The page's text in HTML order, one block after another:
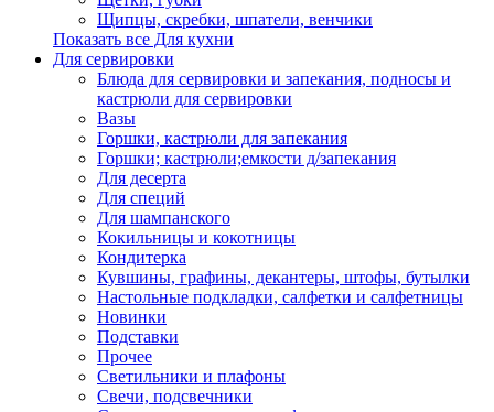
Щипцы, скребки, шпатели, венчики
Показать все Для кухни
Для сервировки
Блюда для сервировки и запекания, подносы и
кастрюли для сервировки
Вазы
Горшки, кастрюли для запекания
Горшки; кастрюли;емкости д/запекания
Для десерта
Для специй
Для шампанского
Кокильницы и кокотницы
Кондитерка
Кувшины, графины, декантеры, штофы, бутылки
Настольные подкладки, салфетки и салфетницы
Новинки
Подставки
Прочее
Светильники и плафоны
Свечи, подсвечники